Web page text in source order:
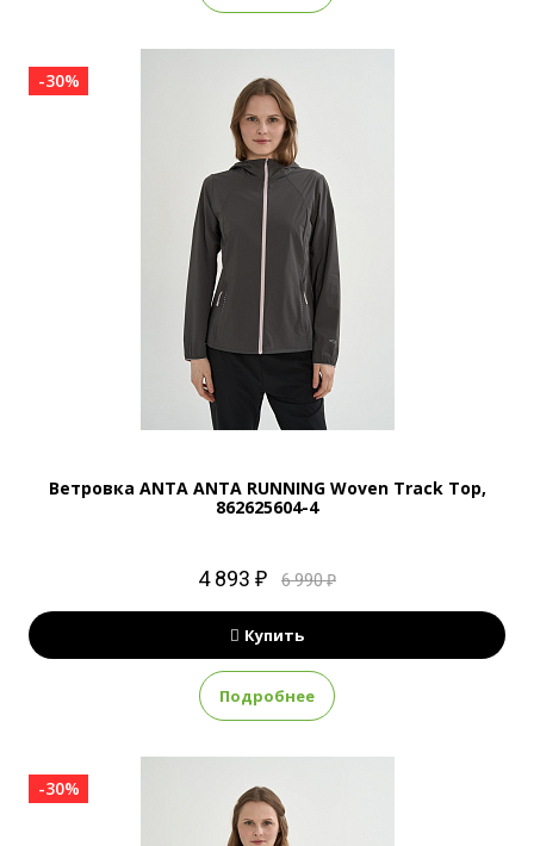
-30%
Ветровка ANTA ANTA RUNNING Woven Track Top,
862625604-4
4 893 ₽ 6 990 ₽
Купить
Подробнее
-30%